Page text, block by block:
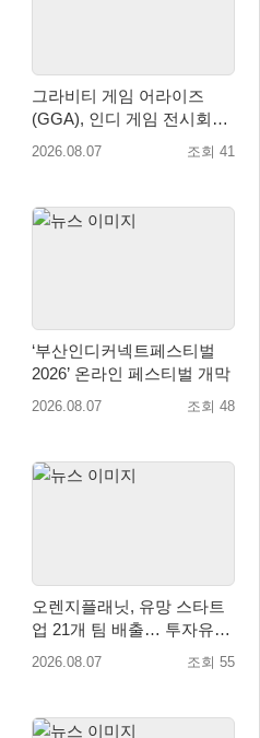
그라비티 게임 어라이즈
(GGA), 인디 게임 전시회
‘도쿄 게임 던전 13’ 참가!
2026.08.07 조회 41
‘부산인디커넥트페스티벌
2026’ 온라인 페스티벌 개막
2026.08.07 조회 48
오렌지플래닛, 유망 스타트
업 21개 팀 배출… 투자유치∙
매출성장 성과 눈길
2026.08.07 조회 55